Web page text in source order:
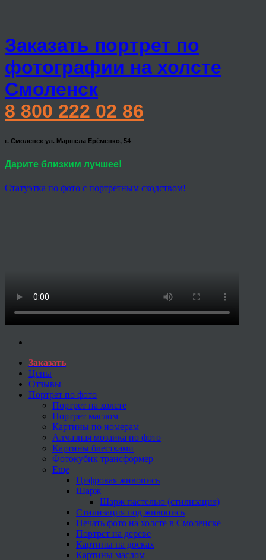
Заказать портрет по
фотографии на холсте
Смоленск
8 800 222 02 86
г. Смоленск ул. Маршела Ерёменко, 54
Дарите близким лучшее!
Статуэтка по фото с портретным сходством!
Заказать
Цены
Отзывы
Портрет по фото
Портрет на холсте
Портрет маслом
Картины по номерам
Алмазная мозаика по фото
Картины блестками
Фотокубик трансформер
Еще
Цифровая живопись
Шарж
Шарж пастелью (стилизация)
Стилизация под живопись
Печать фото на холсте в Смоленске
Портрет на дереве
Картины на досках
Картины маслом